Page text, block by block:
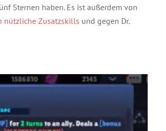
Sternen haben. Es ist außerdem von
nützliche Zusatzskills und gegen Dr.